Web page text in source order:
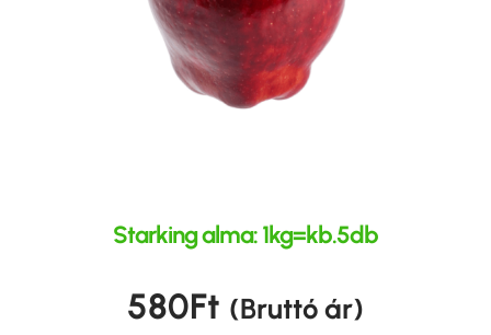
Starking alma: 1kg=kb.5db
580Ft (Bruttó ár)